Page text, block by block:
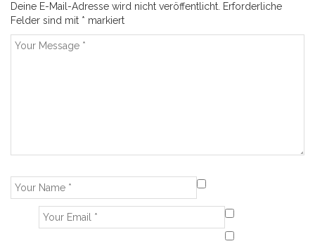
Deine E-Mail-Adresse wird nicht veröffentlicht. Erforderliche
Felder sind mit * markiert